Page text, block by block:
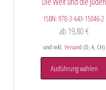
ISBN:978-3-643-15046-2
ab 19,80€
und inkl.Versand (D, A, CH)
Ausführung wählen